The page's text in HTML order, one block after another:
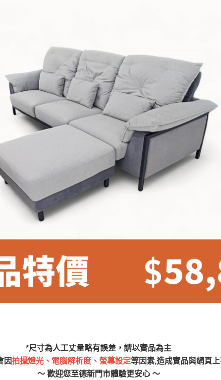
*尺寸為人工丈量略有誤差，請以實品為主
因拍攝燈光、電腦解析度、螢幕設定等因素,造成實品與網頁
～ 歡迎您至德新門市體驗更安心 ～
＊A108產品另收運費
門、林口 下
石碇、坪林
$ 9,000以上：免運費
$ 9,000以下：NT$500元
＊A108產品另收運費
$ 9,000以下：NT$500元
卓蘭鎮、三
配送天數：5~14天
到貨時間：指定送貨日當天以電話聯絡確認
｜周（一）配送部門固定公休無送貨｜
台北市、新北市地區固定每周(三)、(日)兩天收送貨
林、嘉義、台南、高雄、屏東、宜蘭、 花蓮、台東、金門、
全，賣家無提供吊掛服務，若需以吊車或其他的吊掛方式吊
送的問題，並非一般快速到貨商品，無法指定特定時間送達
用整天在家等貨，以節省您的寶貴時間。
不易，故暫無法配送至百貨公司內部。
式發票，發票將於商品完成出貨15個工作天另行寄出，另外約
送。
貨日起七日內通知本公司客服人員，我們將為您更換新品，
必須是全新狀態且完整包裝，床墊、床包、枕頭類產品需為
紙及所有附隨文件或資料之完整性)，若未依照上述方式處理
，大型物件因為人工丈量，難免會有些許誤差值(約正負
換貨，請於收到貨7日內通知客服人員(Line@ ID：@dershin)
服務，超過7日鑑賞期，商品使用年限，因客人使用習慣、居
零件短缺，則維修、搬運費用，需由消費者自行吸收(另事先